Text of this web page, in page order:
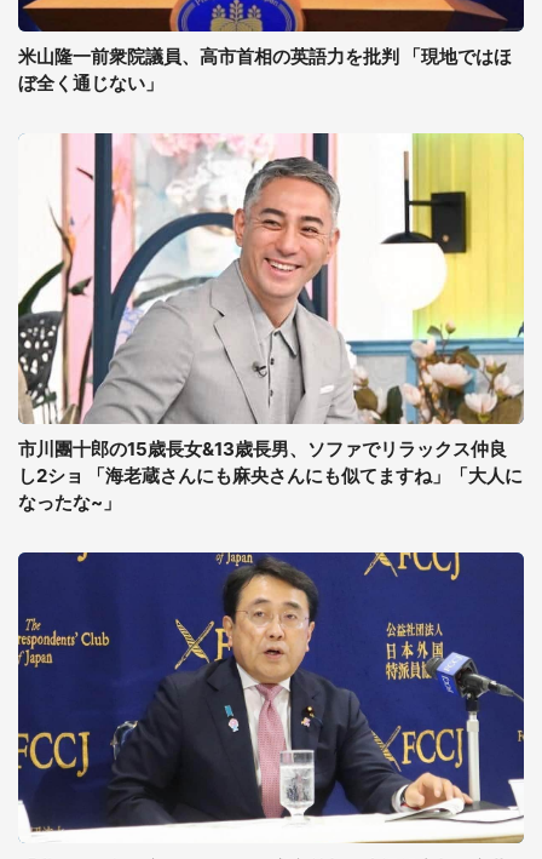
米山隆一前衆院議員、高市首相の英語力を批判 「現地ではほ
ぼ全く通じない」
市川團十郎の15歳長女&13歳長男、ソファでリラックス仲良
し2ショ 「海老蔵さんにも麻央さんにも似てますね」「大人に
なったな~」